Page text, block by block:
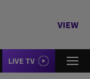
VIEW
LIVE TV